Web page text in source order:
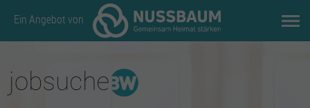
Ein Angebot von